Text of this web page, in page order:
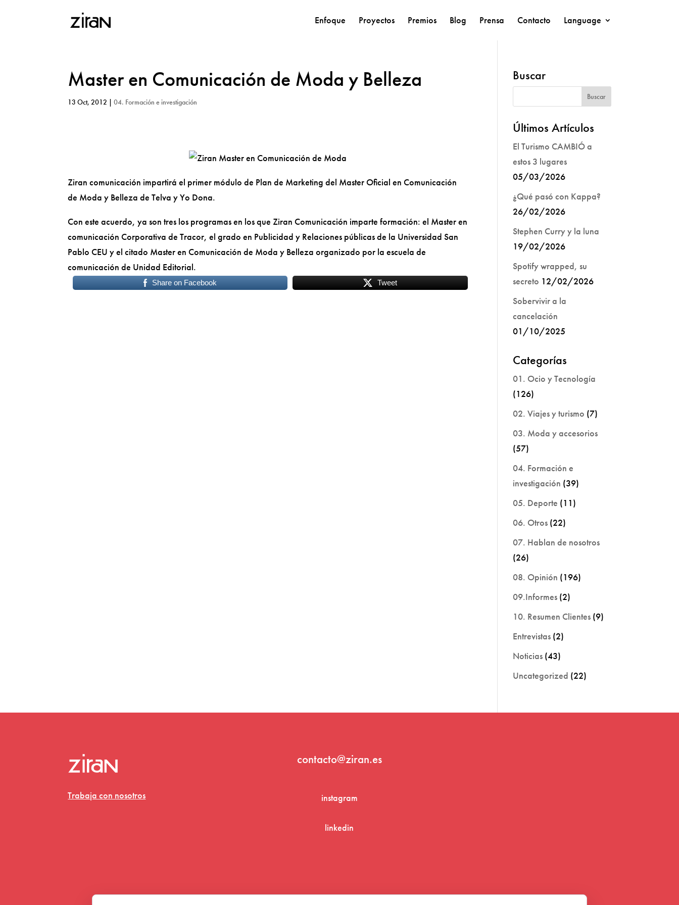
Enfoque Proyectos Premios Blog Prensa Contacto Language
Master en Comunicación de Moda y Belleza
13 Oct, 2012 |04. Formación e investigación
Ziran comunicación impartirá el primer módulo de Plan de Marketing del Master Oficial en Comunicación
de Moda y Belleza de Telva y Yo Dona.
Con este acuerdo, ya son tres los programas en los que Ziran Comunicación imparte formación: el Master en
comunicación Corporativa de Tracor, el grado en Publicidad y Relaciones públicas de la Universidad San
Pablo CEU y el citado Master en Comunicación de Moda y Belleza organizado por la escuela de
comunicación de Unidad Editorial.
Share on Facebook Tweet
Buscar
Últimos Artículos
El Turismo CAMBIÓ a
estos 3 lugares
05/03/2026
¿Qué pasó con Kappa?
26/02/2026
Stephen Curry y la luna
19/02/2026
Spotify wrapped, su
secreto 12/02/2026
Sobervivir a la
cancelación
01/10/2025
Categorías
01. Ocio y Tecnología
(126)
02. Viajes y turismo (7)
03. Moda y accesorios
(57)
04. Formación e
investigación (39)
05. Deporte (11)
06. Otros (22)
07. Hablan de nosotros
(26)
08. Opinión (196)
09.Informes (2)
10. Resumen Clientes (9)
Entrevistas (2)
Noticias (43)
Uncategorized (22)
Trabaja con nosotros
contacto@ziran.es
instagram
linkedin